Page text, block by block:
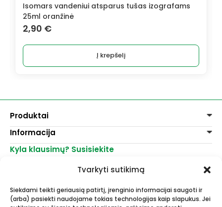
Tvarkyti sutikimą
Siekdami teikti geriausią patirtį, įrenginio informacijai saugoti ir
(arba) pasiekti naudojame tokias technologijas kaip slapukus. Jei
Isomars vandeniui atsparus tušas izografams
25ml oranžinė
2,90 €
Į krepšelį
Produktai
Dažai
Dekoravimui
Lakai, skiedikliai
Akvarelinis popierius
Molbertai
Informacija
Pirkimo taisyklės
Parduotuvės
Kyla klausimų? Susisiekite
info@menomuza.lt
Dailės, dailininkų reikmenys -